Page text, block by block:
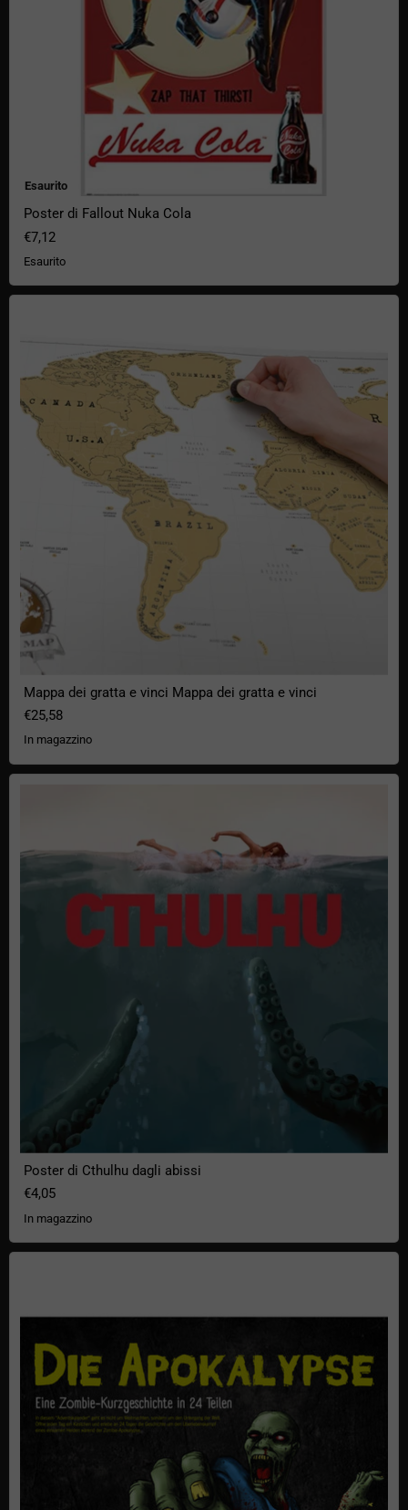
Esaurito
Poster di Fallout Nuka Cola
€7,12
Esaurito
Mappa dei gratta e vinci Mappa dei gratta e vinci
€25,58
In magazzino
Poster di Cthulhu dagli abissi
€4,05
In magazzino